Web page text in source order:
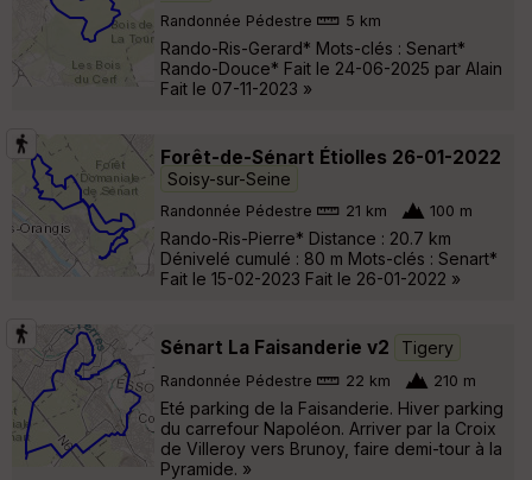
Randonnée Pédestre 5 km
Rando-Ris-Gerard* Mots-clés : Senart*
Rando-Douce* Fait le 24-06-2025 par Alain
Fait le 07-11-2023 »
Forêt-de-Sénart Étiolles 26-01-2022
Soisy-sur-Seine
Randonnée Pédestre 21 km 100 m
Rando-Ris-Pierre* Distance : 20.7 km
Dénivelé cumulé : 80 m Mots-clés : Senart*
Fait le 15-02-2023 Fait le 26-01-2022 »
Sénart La Faisanderie v2 Tigery
Randonnée Pédestre 22 km 210 m
Eté parking de la Faisanderie. Hiver parking
du carrefour Napoléon. Arriver par la Croix
de Villeroy vers Brunoy, faire demi-tour à la
Pyramide. »